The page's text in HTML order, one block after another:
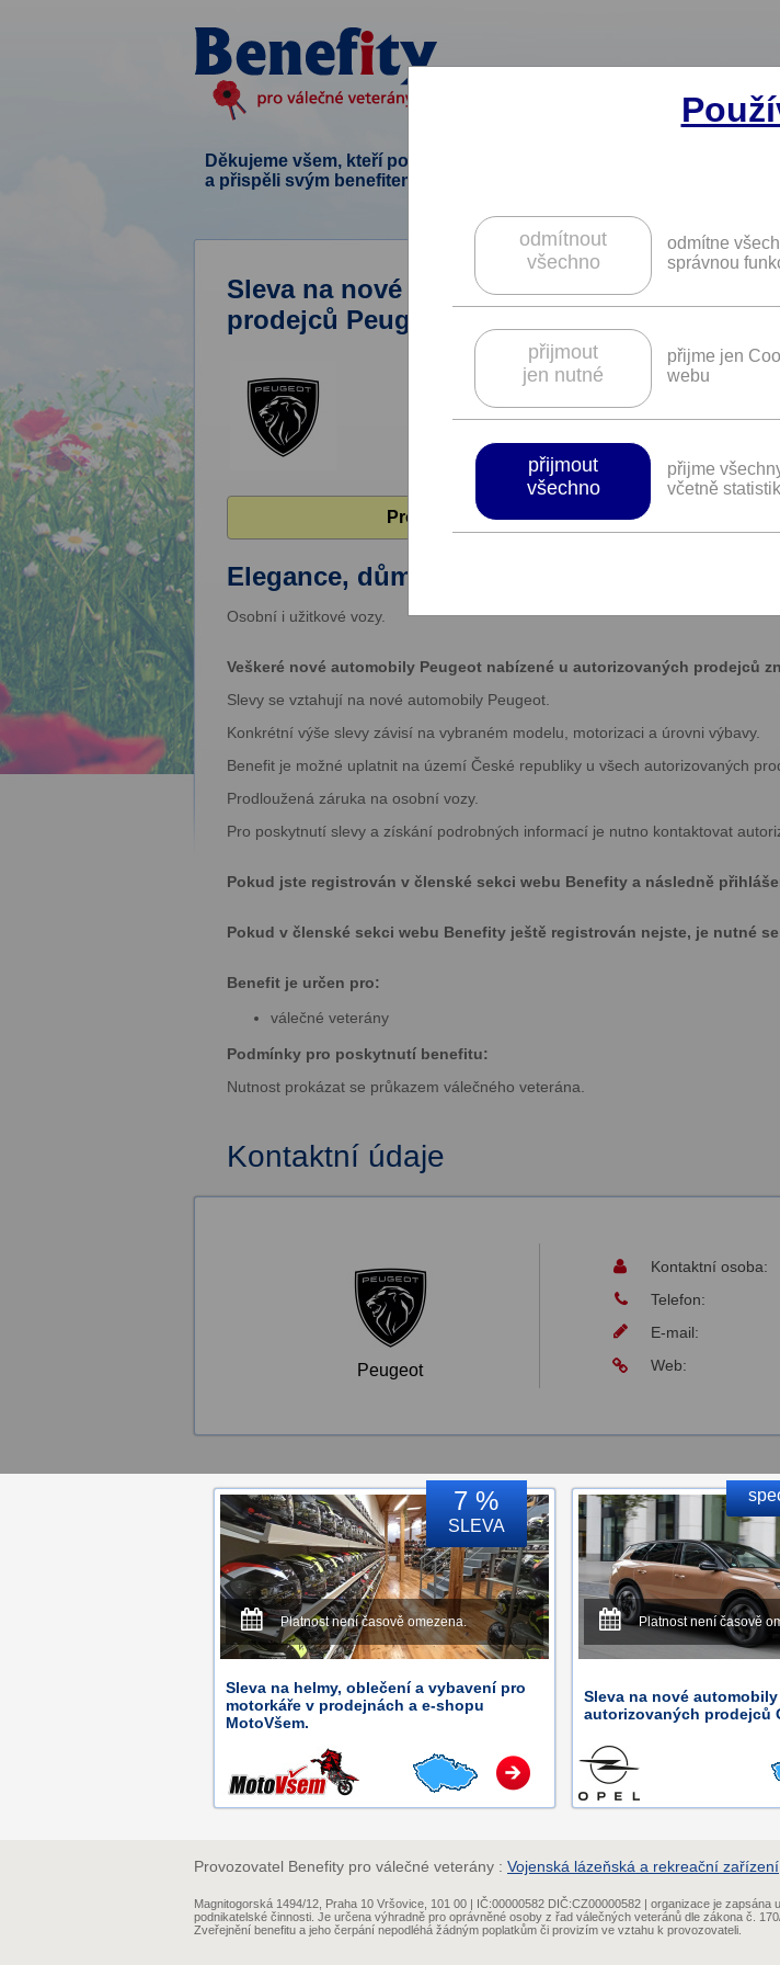
Děkujeme všem, kteří podpořili tento projekt
a přispěli svým benefitem.
odmítnout
všechno
odmítne
správnou
přijmout
jen nutné
přijme jen
webu
přijmout
všechno
přijme
včetně
Sleva na nové automobily Peugeot v síti
prodejců Peugeot.
Platnost
Pro zobrazení dalších podmínek či slevových
Elegance, důmyslný design a jedinečný
Osobní i užitkové vozy.
Veškeré nové automobily Peugeot nabízené u autorizovaných prodejců
Slevy se vztahují na nové automobily Peugeot.
Konkrétní výše slevy závisí na vybraném modelu, motorizaci a úrovni výbavy.
Benefit je možné uplatnit na území České republiky u všech autorizovaných
Prodloužená záruka na osobní vozy.
Pro poskytnutí slevy a získání podrobných informací je nutno kontaktovat
Pokud jste registrován v členské sekci webu Benefity a následně
Pokud v členské sekci webu Benefity ještě registrován nejste, je nutné
Benefit je určen pro:
válečné veterány
Podmínky pro poskytnutí benefitu:
Nutnost prokázat se průkazem válečného veterána.
Kontaktní údaje
Peugeot
Kontaktní osoba:
Telefon:
E-mail:
Web:
7 %
SLEVA
Platnost není časově omezena.
Sleva na helmy, oblečení a vybavení pro
motorkáře v prodejnách a e-shopu
MotoVšem.
Platnost není časově
Sleva na nové
autorizovaných prodejců
Provozovatel Benefity pro válečné veterány : Vojenská lázeňská a rekreační zařízení
Magnitogorská 1494/12, Praha 10 Vršovice, 101 00 | IČ:00000582 DIČ:CZ00000582 | organizace je
podnikatelské činnosti. Je určena výhradně pro oprávněné osoby z řad válečných veteránů dle zákona č.
Zveřejnění benefitu a jeho čerpání nepodléhá žádným poplatkům či provizím ve vztahu k provozovateli.